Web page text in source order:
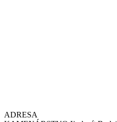
ADRESA